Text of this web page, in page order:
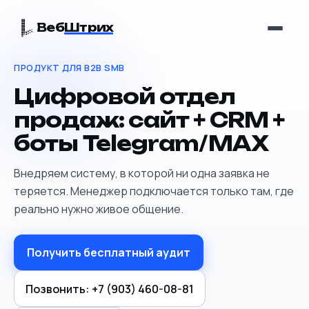
ВебШтрих
ПРОДУКТ ДЛЯ B2B SMB
Цифровой отдел
продаж: сайт + CRM +
боты Telegram/MAX
Внедряем систему, в которой ни одна заявка не
теряется. Менеджер подключается только там, где
реально нужно живое общение.
Получить бесплатный аудит
Позвонить: +7 (903) 460-08-81